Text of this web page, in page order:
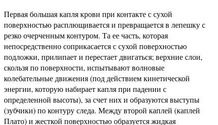
Первая большая капля крови при контакте с сухой
поверхностью расплющивается и превращается в лепешку с
резко очерченным контуром. Та ее часть, которая
непосредственно соприкасается с сухой поверхностью
подложки, прилипает и перестает двигаться; верхние слои,
скользя по поверхности, испытывают волновые
колебательные движения (под действием кинетической
энергии, которую набирает капля при падении с
определенной высоты), за счет них и образуются выступы
(зубчики) по контуру следа. Между второй каплей (каплей
Плато) и жесткой поверхностью образуется жидкая